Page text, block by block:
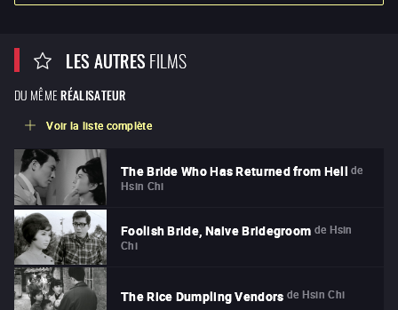
LES AUTRESFILMS
DU MÊME RÉALISATEUR
Voir la liste complète
The Bride Who Has Returned from Hell de
Hsin Chi
Foolish Bride, Naive Bridegroom de Hsin
Chi
The Rice Dumpling Vendors de Hsin Chi